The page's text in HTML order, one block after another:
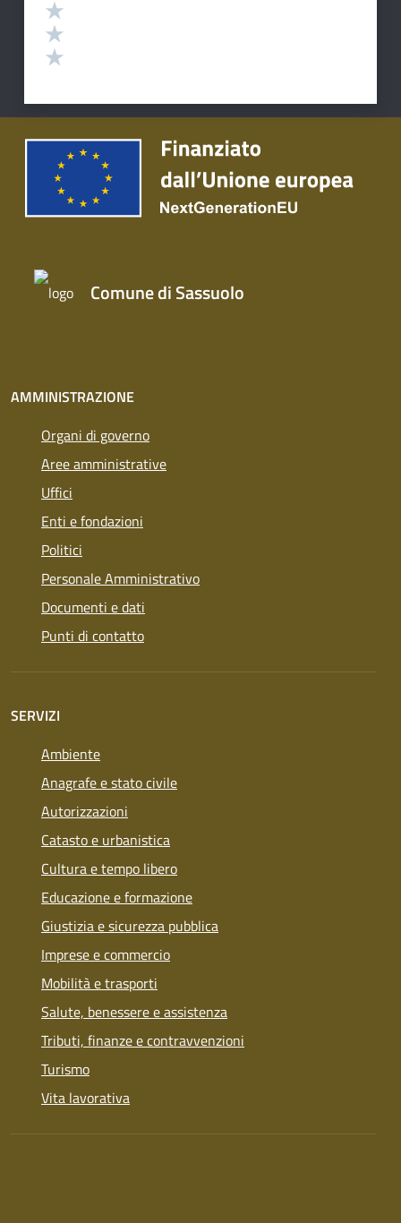
Comune di Sassuolo
AMMINISTRAZIONE
Organi di governo
Aree amministrative
Uffici
Enti e fondazioni
Politici
Personale Amministrativo
Documenti e dati
Punti di contatto
SERVIZI
Ambiente
Anagrafe e stato civile
Autorizzazioni
Catasto e urbanistica
Cultura e tempo libero
Educazione e formazione
Giustizia e sicurezza pubblica
Imprese e commercio
Mobilità e trasporti
Salute, benessere e assistenza
Tributi, finanze e contravvenzioni
Turismo
Vita lavorativa